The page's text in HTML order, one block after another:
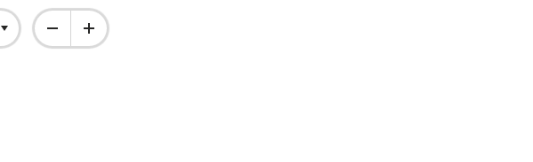
Cliquer pour ouvrir la fenêtre d’informations